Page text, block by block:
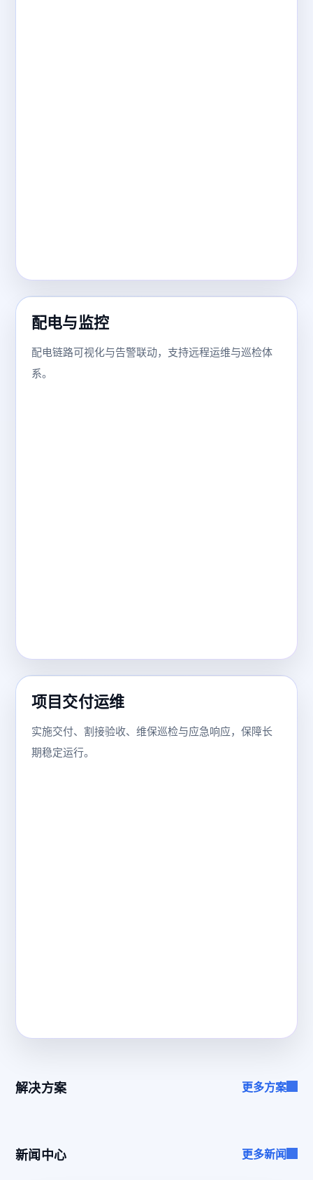
配电与监控
配电链路可视化与告警联动，支持远程运维与巡检体
系。
项目交付运维
实施交付、割接验收、维保巡检与应急响应，保障长
期稳定运行。
解决方案 更多方案
新闻中心 更多新闻